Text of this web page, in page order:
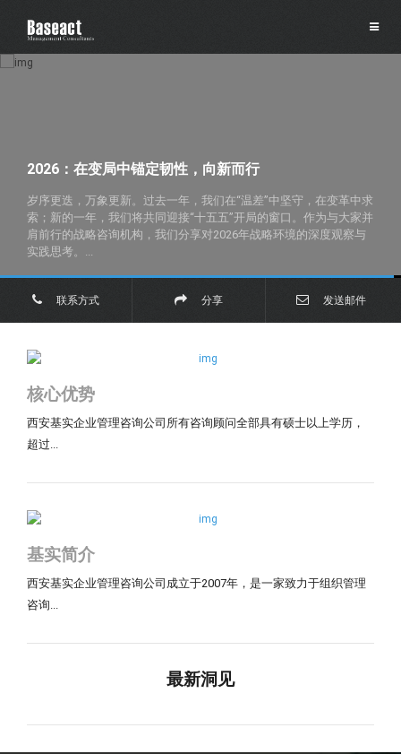
在变局中锚定韧性，向新而行
，万象更新。过去一年，我们在“温差”中坚守，在变革中求
一年，我们将共同迎接“十五五”开局的窗口。作为与大家并
战略咨询机构，我们分享对2026年战略环境的深度观察与
。...
2025
一年
联系方式 分享 发送邮件
核心优势
西安基实企业管理咨询公司所有咨询顾问全部具有硕士以上学历，
超过...
基实简介
西安基实企业管理咨询公司成立于2007年，是一家致力于组织管理
咨询...
最新洞见